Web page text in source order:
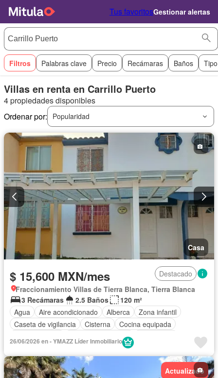
Tus favoritosGestionar alertas
Filtros Palabras clave Precio Recámaras Baños
Villas en renta en Carrillo Puerto
4 propiedades disponibles
Ordenar por:
Popularidad
Casa
$ 15,600 MXN/mes
Destacado
Fraccionamiento Villas de Tierra Blanca, Tierra Blanca
3 Recámaras
2.5 Baños
120 m²
Agua
Aire acondicionado Alberca
Zona infantil
Caseta de vigilancia
Cisterna
Cocina equipada
Cuarto de Limpieza
Jardín
Recámara con closet
Seguridad
Televisión por cable
Zonas verdes
Completamente amueblado
26/06/2026 en - YMAZZ Líder Inmobiliario
Actualizado